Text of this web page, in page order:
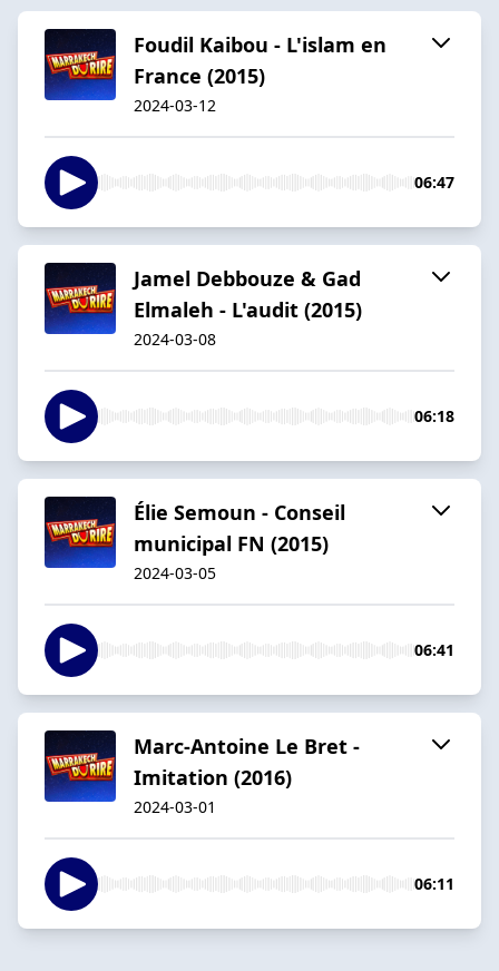
Foudil Kaibou - L'islam en
France (2015)
2024-03-12
06:47
Jamel Debbouze & Gad
Elmaleh - L'audit (2015)
2024-03-08
06:18
Élie Semoun - Conseil
municipal FN (2015)
2024-03-05
06:41
Marc-Antoine Le Bret -
Imitation (2016)
2024-03-01
06:11